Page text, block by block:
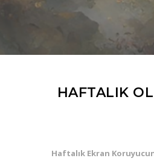
HAFTALIK
Haftalık Ekran